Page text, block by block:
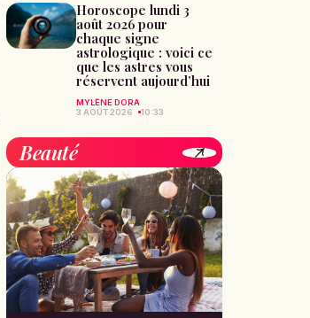
Horoscope lundi 3
août 2026 pour
chaque signe
astrologique : voici ce
que les astres vous
réservent aujourd’hui
MYLÈNE DORA
3 AOÛT 2026
10:33
Beauté